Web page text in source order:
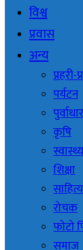
विश्व
प्रवास
अन्य
पर्यटन
पुर्वाधार
कृषि
स्वास्थ्य
शिक्षा
साहित्य
रोचक
फोटो
समाज